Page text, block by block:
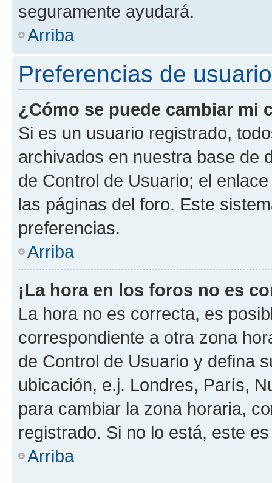
seguramente ayudará.
Arriba
Preferencias de
¿Cómo se puede cambiar mi
Si es un usuario registrado,
archivados en nuestra base de
de Control de Usuario; el
las páginas del foro. Este
preferencias.
Arriba
¡La hora en los foros no es
La hora no es correcta, es
correspondiente a otra zona
de Control de Usuario y defina
ubicación, e.j. Londres, París,
para cambiar la zona horaria,
registrado. Si no lo está, este
Arriba